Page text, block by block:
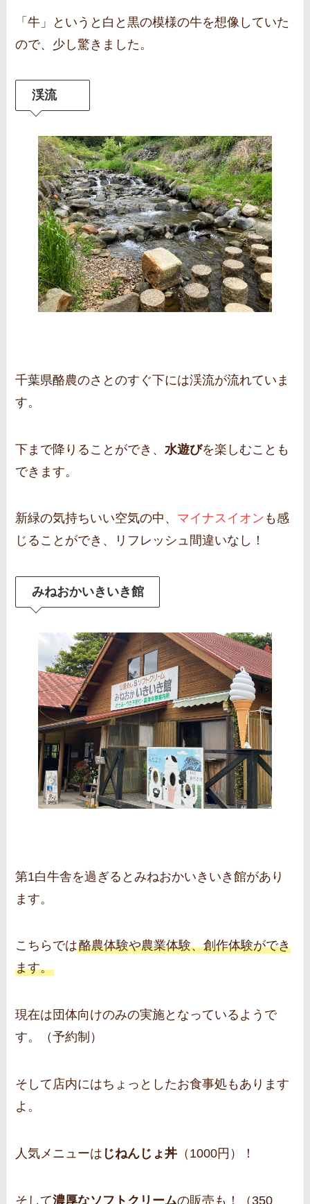
「牛」というと白と黒の模様の牛を想像していた
ので、少し驚きました。
渓流
千葉県酪農のさとのすぐ下には渓流が流れていま
す。
下まで降りることができ、 水遊びを楽しむことも
できます。
新緑の気持ちいい空気の中、 マイナスイオン も感
じることができ、リフレッシュ間違いなし！
みねおかいきいき館
第1白牛舎を過ぎるとみねおかいきいき館があり
ます。
こちらでは酪農体験や農業体験、創作体験ができ
ます。
現在は団体向けのみの実施となっているようで
す。（予約制）
そして店内にはちょっとしたお食事処もあります
よ。
人気メニューは じねんじょ丼 （1000円）！
そして濃厚なソフトクリームの販売も！（350